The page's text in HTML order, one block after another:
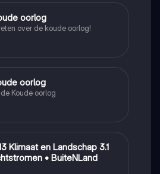
oorlog
over de koude oorlog!
oorlog
Koude oorlog
Klimaat en Landschap 3.1
• BuiteNLand